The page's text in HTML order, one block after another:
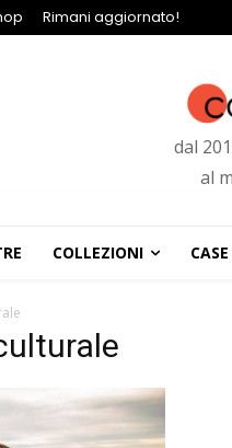
Rimani aggiornato!
dal
al
COLLEZIONI